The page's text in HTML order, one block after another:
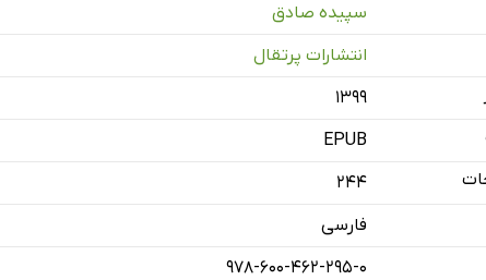
ماه دسامبر را خوب یادش است
غربی
درست نیست کویینی‌گریس می‌فهمد
هم بتواند بمیرد
غربی نیستم
سپیده صادق
انتشارات پرتقال
۱۳۹۹
EPUB
244
فارسی
978-600-462-295-0